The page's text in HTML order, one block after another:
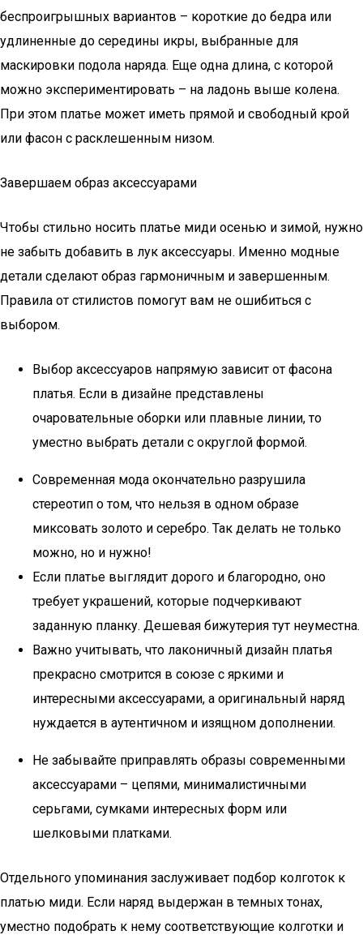
беспроигрышных вариантов – короткие до бедра или
удлиненные до середины икры, выбранные для
маскировки подола наряда. Еще одна длина, с которой
можно экспериментировать – на ладонь выше колена.
При этом платье может иметь прямой и свободный крой
или фасон с расклешенным низом.
Завершаем образ аксессуарами
Чтобы стильно носить платье миди осенью и зимой, нужно
не забыть добавить в лук аксессуары. Именно модные
детали сделают образ гармоничным и завершенным.
Правила от стилистов помогут вам не ошибиться с
выбором.
Выбор аксессуаров напрямую зависит от фасона
платья. Если в дизайне представлены
очаровательные оборки или плавные линии, то
уместно выбрать детали с округлой формой.
Современная мода окончательно разрушила
стереотип о том, что нельзя в одном образе
миксовать золото и серебро. Так делать не только
можно, но и нужно!
Если платье выглядит дорого и благородно, оно
требует украшений, которые подчеркивают
заданную планку. Дешевая бижутерия тут неуместна.
Важно учитывать, что лаконичный дизайн платья
прекрасно смотрится в союзе с яркими и
интересными аксессуарами, а оригинальный наряд
нуждается в аутентичном и изящном дополнении.
Не забывайте приправлять образы современными
аксессуарами – цепями, минималистичными
серьгами, сумками интересных форм или
шелковыми платками.
Отдельного упоминания заслуживает подбор колготок к
платью миди. Если наряд выдержан в темных тонах,
уместно подобрать к нему соответствующие колготки и